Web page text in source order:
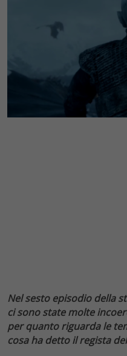
Nel sesto episodio della
ci sono state molte
per quanto riguarda le
cosa ha detto il regista